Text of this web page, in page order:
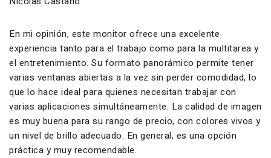
En mi opinión, este monitor ofrece una excelente
experiencia tanto para el trabajo como para la multitarea y
el entretenimiento. Su formato panorámico permite tener
varias ventanas abiertas a la vez sin perder comodidad, lo
que lo hace ideal para quienes necesitan trabajar con
varias aplicaciones simultáneamente. La calidad de imagen
es muy buena para su rango de precio, con colores vivos y
un nivel de brillo adecuado. En general, es una opción
práctica y muy recomendable.